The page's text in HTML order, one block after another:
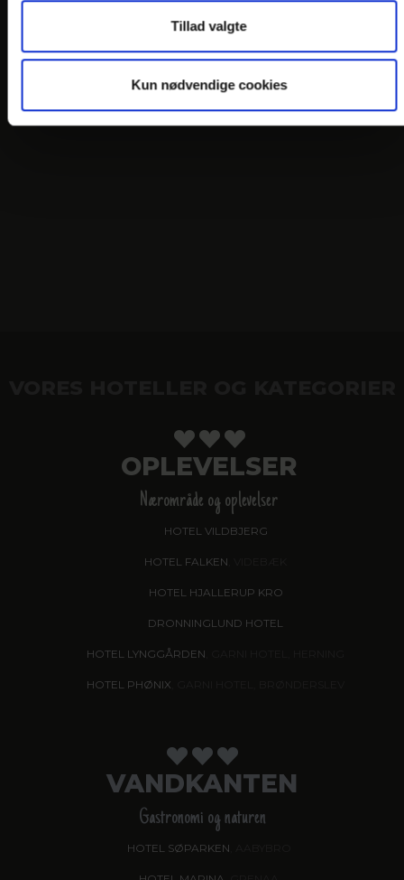
Tillad valgte
Kun nødvendige cookies
FIND OS
OPLEVELSER
Nærområde og oplevelser
HOTEL VILDBJERG
HOTEL FALKEN
HOTEL HJALLERUP KRO
DRONNINGLUND HOTEL
HOTEL LYNGGÅRDEN
HOTEL PHØNIX
VANDKANTEN
Gastronomi og naturen
HOTEL SØPARKEN